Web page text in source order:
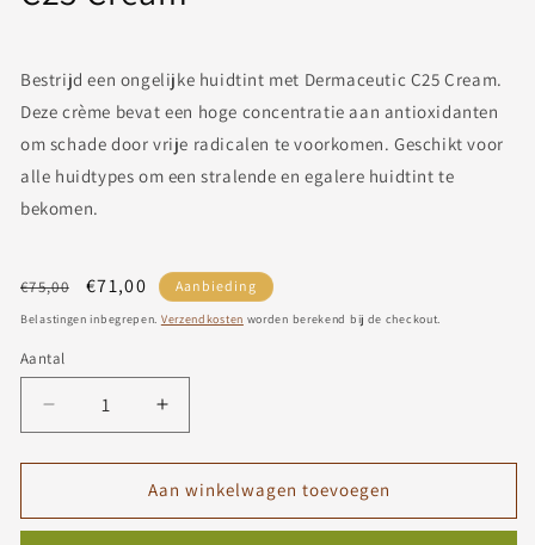
Bestrijd een ongelijke huidtint met Dermaceutic C25 Cream.
Deze crème bevat een hoge concentratie aan antioxidanten
om schade door vrije radicalen te voorkomen. Geschikt voor
alle huidtypes om een stralende en egalere huidtint te
bekomen.
Normale
prijs
€75,00 Aanbiedingsprijs
€71,00 Aanbieding
Belastingen inbegrepen. Verzendkosten worden berekend bij de checkout.
Aantal
Aantal
verlagen
voor
Cream
Aantal
verhogen
voor
C25
Cream
Aan winkelwagen toevoegen